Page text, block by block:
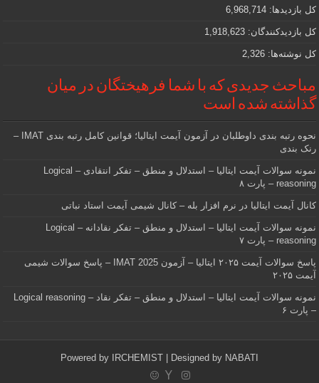
کل بازدیدها:6,968,714
کل بازدیدکنند‌گان:1,918,623
کل نوشته‌ها:2,326
مباحث جدیدی که با شما فرهیختگان در میان
گذاشته شده است
نحوه رتبه بندی داوطلبان در آزمون آیمت ایتالیا؛ قوانین کامل رتبه بندی IMAT –
رنک بندی
نمونه سوالات آیمت ایتالیا – استدلال و منطق – تفکر انتقادی – Logical
reasoning – پارت ۸
کانال آیمت ایتالیا در نرم افزار بله – کانال شیمی آیمت استاد نباتی
نمونه سوالات آیمت ایتالیا – استدلال و منطق – تفکر نقادانه – Logical
reasoning – پارت ۷
پاسخ سوالات آیمت ۲۰۲۵ ایتالیا – آزمون IMAT 2025 – پاسخ سوالات شیمی
آیمت ۲۰۲۵
نمونه سوالات آیمت ایتالیا – استدلال و منطق – تفکر نقاد – Logical reasoning
– پارت ۶
Powered by IRCHEMIST | Designed by NABATI